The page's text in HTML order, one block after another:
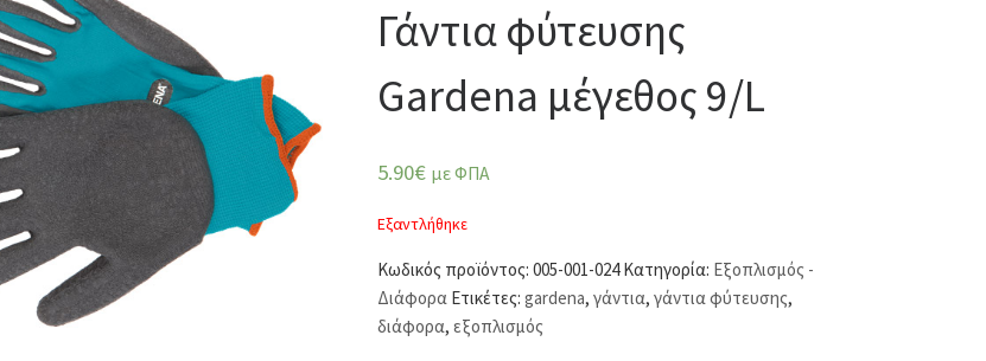
Γάντια φύτευσης
Gardena μέγεθος 9/L
5.90€ με ΦΠΑ
Εξαντλήθηκε
Κωδικός προϊόντος: 005-001-024 Κατηγορία: Εξοπλισμός -
Διάφορα Ετικέτες: gardena, γάντια, γάντια φύτευσης,
διάφορα, εξοπλισμός